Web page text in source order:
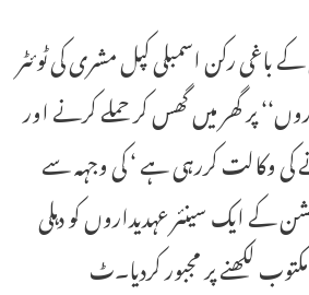
کے باغی رکن اسمبلی کپل مشری کی ٹوئٹر
پر گھر میں گھس کر حملے کرنے اور
وکالت کررہی ہے ‘ کی وجہہ سے
کے ایک سینئر عہدیداروں کو دہلی
لکھنے پر مجبور کردیا۔ٹ